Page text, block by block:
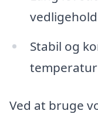
Stabil og
Ved at bruge